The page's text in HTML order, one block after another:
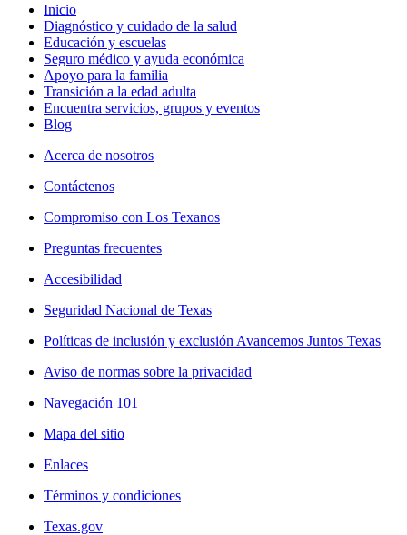
Inicio
Diagnóstico y cuidado de la salud
Educación y escuelas
Seguro médico y ayuda económica
Apoyo para la familia
Transición a la edad adulta
Encuentra servicios, grupos y eventos
Blog
Acerca de nosotros
Contáctenos
Compromiso con Los Texanos
Preguntas frecuentes
Accesibilidad
Seguridad Nacional de Texas
Políticas de inclusión y exclusión Avancemos Juntos Texas
Aviso de normas sobre la privacidad
Navegación 101
Mapa del sitio
Enlaces
Términos y condiciones
Texas.gov